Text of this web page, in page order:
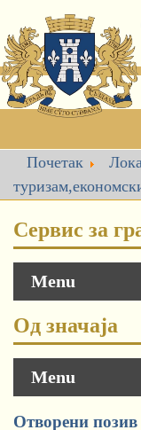
Почетак
Сервис за
Menu
Од значаја
Menu
Отворени